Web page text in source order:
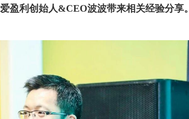
盈利创始人&CEO波波带来相关经验分享。